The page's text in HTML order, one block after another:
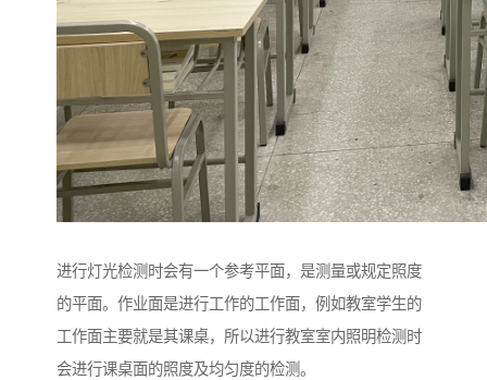
进行灯光检测时会有一个参考平面，是测量或规定照度
的平面。作业面是进行工作的工作面，例如教室学生的
工作面主要就是其课桌，所以进行教室室内照明检测时
会进行课桌面的照度及均匀度的检测。